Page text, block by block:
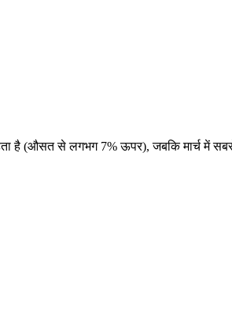
है (औसत से लगभग 7% ऊपर), जबकि मार्च में